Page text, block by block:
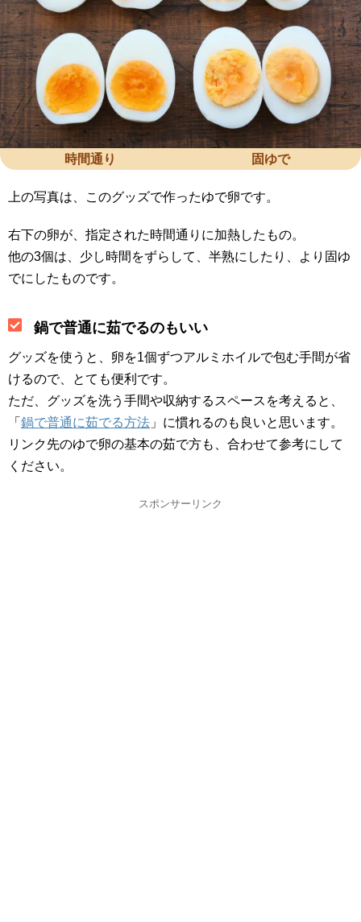
時間通り 固ゆで
上の写真は、このグッズで作ったゆで卵です。
右下の卵が、指定された時間通りに加熱したもの。
他の3個は、少し時間をずらして、半熟にしたり、より固ゆ
でにしたものです。
鍋で普通に茹でるのもいい
グッズを使うと、卵を1個ずつアルミホイルで包む手間が省
けるので、とても便利です。
ただ、グッズを洗う手間や収納するスペースを考えると、
「 鍋で普通に茹でる方法 」に慣れるのも良いと思います。
リンク先のゆで卵の基本の茹で方も、合わせて参考にして
ください。
スポンサーリンク